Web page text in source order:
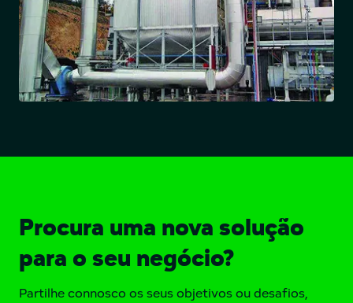
Procura uma nova solução
para o seu negócio?
Partilhe connosco os seus objetivos ou desafios,